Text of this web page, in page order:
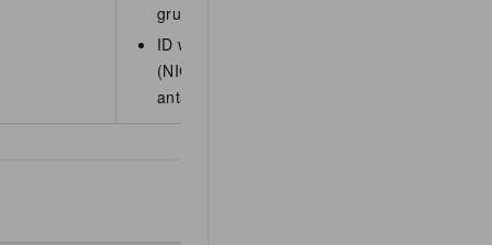
grup keamanan.
ID wilayah wajib saat menambahkan
(NIC) ke grup keamanan. Tentukan wilayah
antarmuka jaringan (NIC) berada.